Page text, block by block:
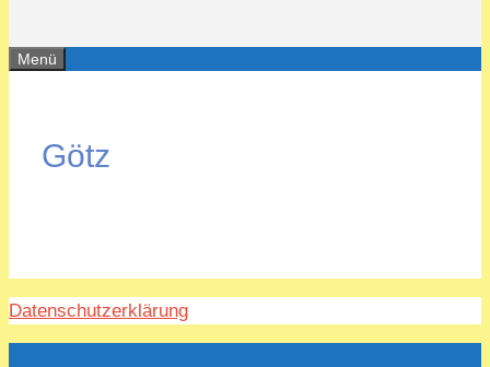
Menü
Götz
Datenschutzerklärung